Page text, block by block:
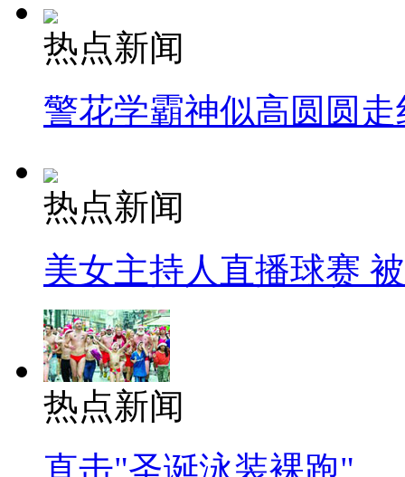
热点新闻
警花学霸神似高圆圆走
热点新闻
美女主持人直播球赛
热点新闻
直击"圣诞泳装裸跑"